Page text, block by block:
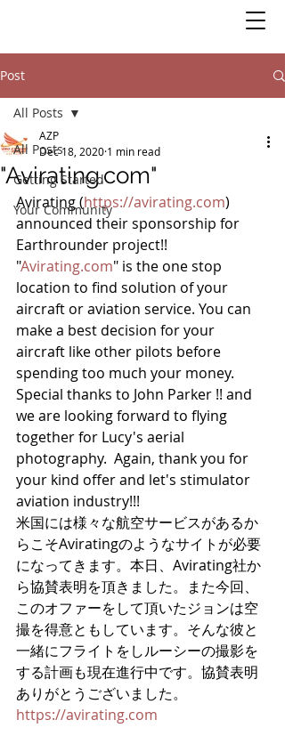
Post
All Posts
Getting Started
Your Community
All Posts
"Avirating.com"
AZP
Dec 18, 2020 1 min read
Avirating (https://avirating.com)
announced their sponsorship for
Earthrounder project!!
"Avirating.com" is the one stop
location to find solution of your
aircraft or aviation service. You can
make a best decision for your
aircraft like other pilots before
spending too much your money.
Special thanks to John Parker !! and
we are looking forward to flying
together for Lucy's aerial
photography.  Again, thank you for
your kind offer and let's stimulator
aviation industry!!!
米国には様々な航空サービスがあるか
らこそAviratingのようなサイトが必要
になってきます。本日、Avirating社か
ら協賛表明を頂きました。また今回、
このオファーをして頂いたジョンは空
撮を得意ともしています。そんな彼と
一緒にフライトをしルーシーの撮影を
する計画も現在進行中です。協賛表明
ありがとうございました。
https://avirating.com